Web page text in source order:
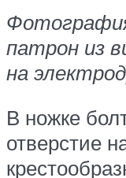
патрон из
на
В ножке
отверстие